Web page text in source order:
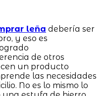
leña debería ser
y eso es
de otros
un producto
las necesidades
No es lo mismo lo